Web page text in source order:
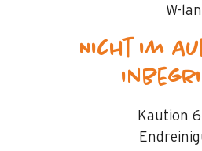
W-lan
Nicht im
Kaution